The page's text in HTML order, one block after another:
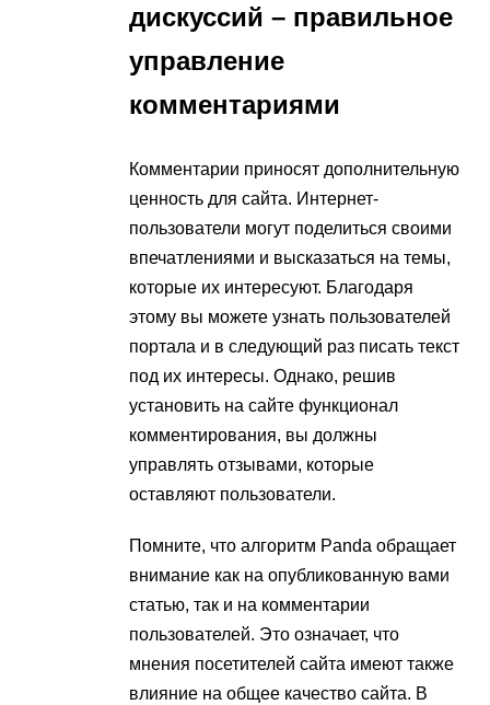
дискуссий – правильное
управление
комментариями
Комментарии приносят дополнительную
ценность для сайта. Интернет-
пользователи могут поделиться своими
впечатлениями и высказаться на темы,
которые их интересуют. Благодаря
этому вы можете узнать пользователей
портала и в следующий раз писать текст
под их интересы. Однако, решив
установить на сайте функционал
комментирования, вы должны
управлять отзывами, которые
оставляют пользователи.
Помните, что алгоритм Panda обращает
внимание как на опубликованную вами
статью, так и на комментарии
пользователей. Это означает, что
мнения посетителей сайта имеют также
влияние на общее качество сайта. В